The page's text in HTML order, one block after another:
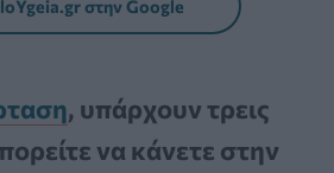
στην Google
, υπάρχουν τρεις
να κάνετε στην